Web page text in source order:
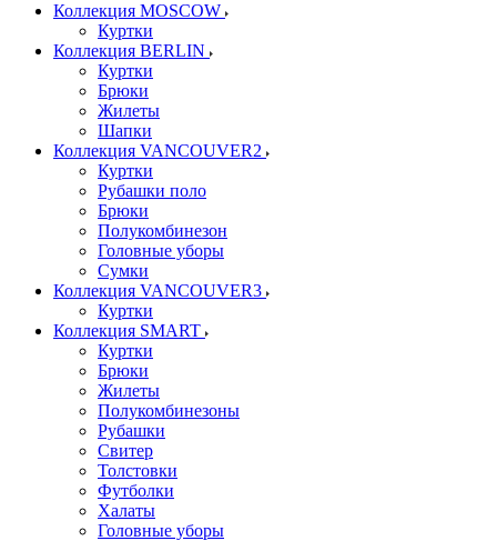
Коллекция MOSCOW
Куртки
Коллекция BERLIN
Куртки
Брюки
Жилеты
Шапки
Коллекция VANCOUVER2
Куртки
Рубашки поло
Брюки
Полукомбинезон
Головные уборы
Сумки
Коллекция VANCOUVER3
Куртки
Коллекция SMART
Куртки
Брюки
Жилеты
Полукомбинезоны
Рубашки
Свитер
Толстовки
Футболки
Халаты
Головные уборы